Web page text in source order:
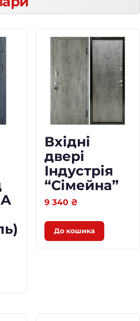
Вхідні
двері
Індустрія
“Сімейна”
9 340 ₴
До кошика